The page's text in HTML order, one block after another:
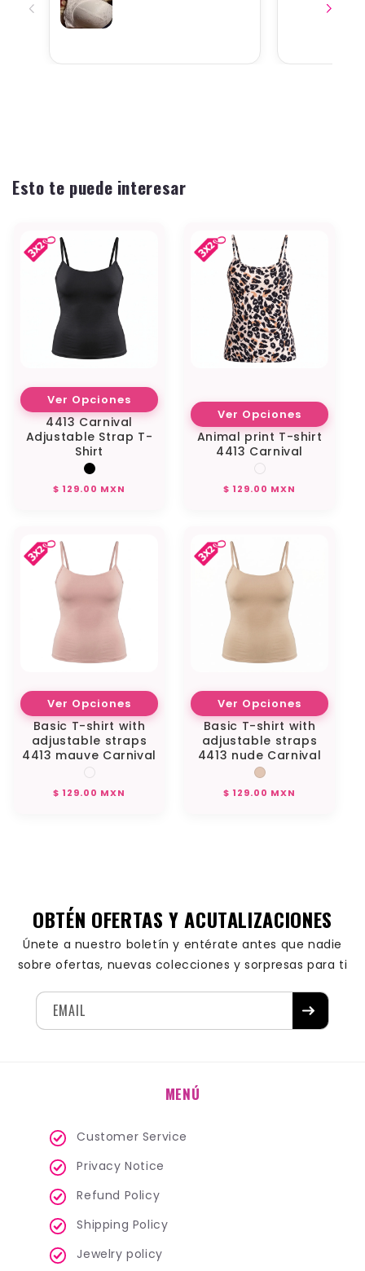
Esto te puede interesar
4413 Carnival
Adjustable Strap T-
Shirt
Regular
$ 129.00 MXN
Ver Opciones
Animal print T-shirt
4413 Carnival
Regular
$ 129.00 MXN
Ver Opciones
Basic T-shirt with
adjustable straps
4413 mauve Carnival
Regular
$ 129.00 MXN
Ver Opciones
Basic T-shirt with
adjustable straps
4413 nude Carnival
Regular
$ 129.00 MXN
Ver Opciones
OBTÉN OFERTAS Y ACUTALIZACIONES
Únete a nuestro boletín y entérate antes que nadie
sobre ofertas, nuevas colecciones y sorpresas para ti
EMAIL
MENÚ
Customer Service
Privacy Notice
Refund Policy
Shipping Policy
Jewelry policy